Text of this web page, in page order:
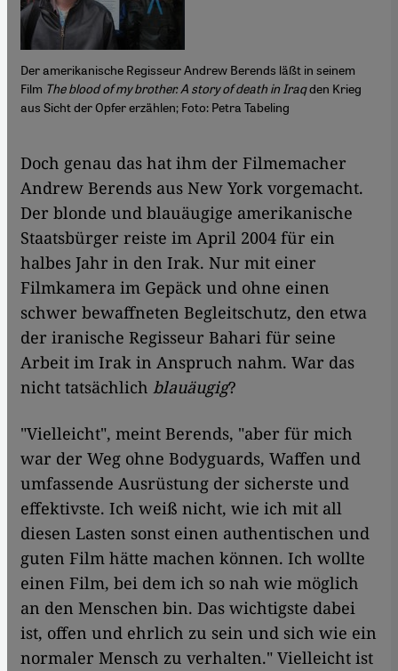
Der amerikanische Regisseur Andrew Berends läßt in seinem
Film The blood of my brother. A story of death in Iraqden Krieg
aus Sicht der Opfer erzählen; Foto: Petra Tabeling
Doch genau das hat ihm der Filmemacher
Andrew Berends aus New York vorgemacht.
Der blonde und blauäugige amerikanische
Staatsbürger ​​reiste im April 2004 für ein
halbes Jahr in den Irak. Nur mit einer
Filmkamera im Gepäck und ohne einen
schwer bewaffneten Begleitschutz, den etwa
der iranische Regisseur Bahari für seine
Arbeit im Irak in Anspruch nahm. War das
nicht tatsächlich blauäugig?
"Vielleicht", meint Berends, "aber für mich
war der Weg ohne Bodyguards, Waffen und
umfassende Ausrüstung der sicherste und
effektivste. Ich weiß nicht, wie ich mit all
diesen Lasten sonst einen authentischen und
guten Film hätte machen können. Ich wollte
einen Film, bei dem ich so nah wie möglich
an den Menschen bin. Das wichtigste dabei
ist, offen und ehrlich zu sein und sich wie ein
normaler Mensch zu verhalten." Vielleicht ist